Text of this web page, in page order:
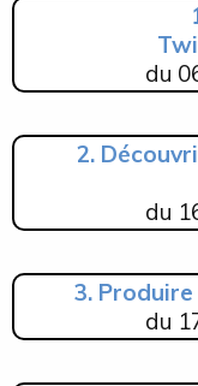
du
2.
du
3.
du